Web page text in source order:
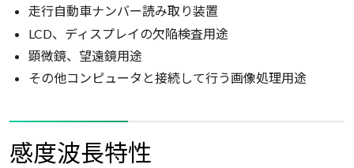
走行自動車ナンバー読み取り装置
LCD、ディスプレイの欠陥検査用途
顕微鏡、望遠鏡用途
その他コンピュータと接続して行う画像処理用途
感度波長特性